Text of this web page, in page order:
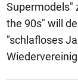
Supermodels"
the 90s" will
"schlafloses